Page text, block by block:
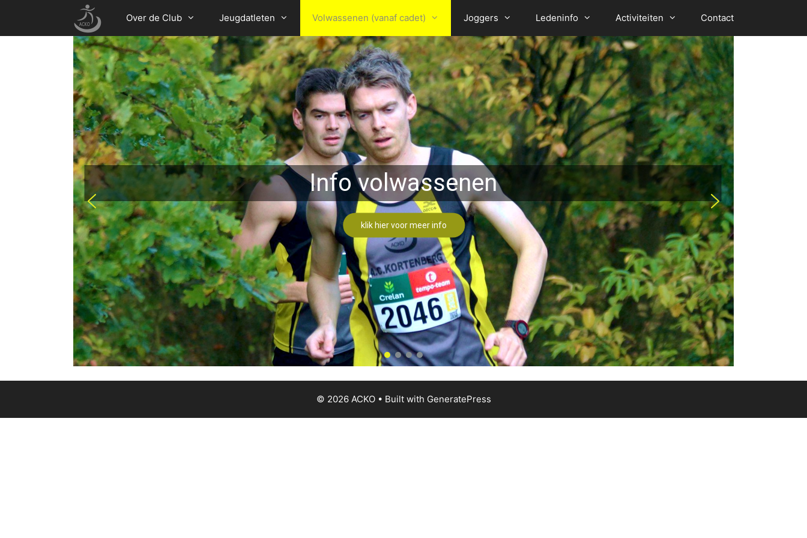
Over de Club Jeugdatleten Volwassenen (vanaf cadet) Joggers Ledeninfo Activiteiten Contact
Info volwassenen
klik hier voor meer info
Trainers
klik hier voor meer info
© 2026 ACKO• Built with GeneratePress